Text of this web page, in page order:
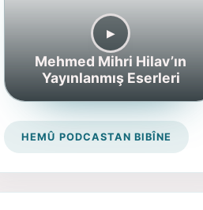
▶︎
Mehmed Mihri Hilav’ın
Yayınlanmış Eserleri
HEMÛ PODCASTAN BIBÎNE